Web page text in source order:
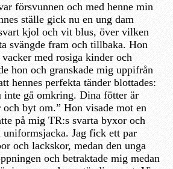
försvunnen och med henne min
ställe gick nu en ung dam
kjol och vit blus, över vilken
svängde fram och tillbaka. Hon
med rosiga kinder och
hon och granskade mig uppifrån
hennes perfekta tänder blottades:
inte gå omkring. Dina fötter är
och byt om.” Hon visade mot en
på mig TR:s svarta byxor och
uniformsjacka. Jag fick ett par
och lackskor, medan den unga
och betraktade mig medan